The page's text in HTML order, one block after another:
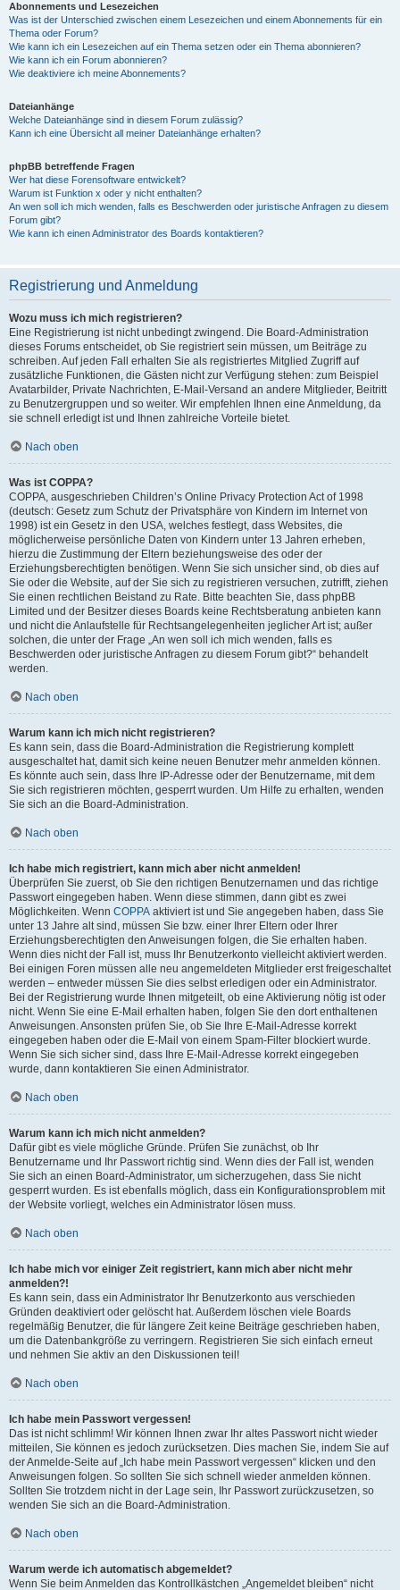
Abonnements und Lesezeichen
Was ist der Unterschied zwischen einem Lesezeichen und einem Abonnements für ein
Thema oder Forum?
Wie kann ich ein Lesezeichen auf ein Thema setzen oder ein Thema abonnieren?
Wie kann ich ein Forum abonnieren?
Wie deaktiviere ich meine Abonnements?
Dateianhänge
Welche Dateianhänge sind in diesem Forum zulässig?
Kann ich eine Übersicht all meiner Dateianhänge erhalten?
phpBB betreffende Fragen
Wer hat diese Forensoftware entwickelt?
Warum ist Funktion x oder y nicht enthalten?
An wen soll ich mich wenden, falls es Beschwerden oder juristische Anfragen zu diesem
Forum gibt?
Wie kann ich einen Administrator des Boards kontaktieren?
Registrierung und Anmeldung
Wozu muss ich mich registrieren?
Eine Registrierung ist nicht unbedingt zwingend. Die Board-Administration
dieses Forums entscheidet, ob Sie registriert sein müssen, um Beiträge zu
schreiben. Auf jeden Fall erhalten Sie als registriertes Mitglied Zugriff auf
zusätzliche Funktionen, die Gästen nicht zur Verfügung stehen: zum Beispiel
Avatarbilder, Private Nachrichten, E-Mail-Versand an andere Mitglieder, Beitritt
zu Benutzergruppen und so weiter. Wir empfehlen Ihnen eine Anmeldung, da
sie schnell erledigt ist und Ihnen zahlreiche Vorteile bietet.
Nach oben
Was ist COPPA?
COPPA, ausgeschrieben Children’s Online Privacy Protection Act of 1998
(deutsch: Gesetz zum Schutz der Privatsphäre von Kindern im Internet von
1998) ist ein Gesetz in den USA, welches festlegt, dass Websites, die
möglicherweise persönliche Daten von Kindern unter 13 Jahren erheben,
hierzu die Zustimmung der Eltern beziehungsweise des oder der
Erziehungsberechtigten benötigen. Wenn Sie sich unsicher sind, ob dies auf
Sie oder die Website, auf der Sie sich zu registrieren versuchen, zutrifft, ziehen
Sie einen rechtlichen Beistand zu Rate. Bitte beachten Sie, dass phpBB
Limited und der Besitzer dieses Boards keine Rechtsberatung anbieten kann
und nicht die Anlaufstelle für Rechtsangelegenheiten jeglicher Art ist; außer
solchen, die unter der Frage „An wen soll ich mich wenden, falls es
Beschwerden oder juristische Anfragen zu diesem Forum gibt?“ behandelt
werden.
Nach oben
Warum kann ich mich nicht registrieren?
Es kann sein, dass die Board-Administration die Registrierung komplett
ausgeschaltet hat, damit sich keine neuen Benutzer mehr anmelden können.
Es könnte auch sein, dass Ihre IP-Adresse oder der Benutzername, mit dem
Sie sich registrieren möchten, gesperrt wurden. Um Hilfe zu erhalten, wenden
Sie sich an die Board-Administration.
Nach oben
Ich habe mich registriert, kann mich aber nicht anmelden!
Überprüfen Sie zuerst, ob Sie den richtigen Benutzernamen und das richtige
Passwort eingegeben haben. Wenn diese stimmen, dann gibt es zwei
Möglichkeiten. Wenn COPPA aktiviert ist und Sie angegeben haben, dass Sie
unter 13 Jahre alt sind, müssen Sie bzw. einer Ihrer Eltern oder Ihrer
Erziehungsberechtigten den Anweisungen folgen, die Sie erhalten haben.
Wenn dies nicht der Fall ist, muss Ihr Benutzerkonto vielleicht aktiviert werden.
Bei einigen Foren müssen alle neu angemeldeten Mitglieder erst freigeschaltet
werden – entweder müssen Sie dies selbst erledigen oder ein Administrator.
Bei der Registrierung wurde Ihnen mitgeteilt, ob eine Aktivierung nötig ist oder
nicht. Wenn Sie eine E-Mail erhalten haben, folgen Sie den dort enthaltenen
Anweisungen. Ansonsten prüfen Sie, ob Sie Ihre E-Mail-Adresse korrekt
eingegeben haben oder die E-Mail von einem Spam-Filter blockiert wurde.
Wenn Sie sich sicher sind, dass Ihre E-Mail-Adresse korrekt eingegeben
wurde, dann kontaktieren Sie einen Administrator.
Nach oben
Warum kann ich mich nicht anmelden?
Dafür gibt es viele mögliche Gründe. Prüfen Sie zunächst, ob Ihr
Benutzername und Ihr Passwort richtig sind. Wenn dies der Fall ist, wenden
Sie sich an einen Board-Administrator, um sicherzugehen, dass Sie nicht
gesperrt wurden. Es ist ebenfalls möglich, dass ein Konfigurationsproblem mit
der Website vorliegt, welches ein Administrator lösen muss.
Nach oben
Ich habe mich vor einiger Zeit registriert, kann mich aber nicht mehr
anmelden?!
Es kann sein, dass ein Administrator Ihr Benutzerkonto aus verschieden
Gründen deaktiviert oder gelöscht hat. Außerdem löschen viele Boards
regelmäßig Benutzer, die für längere Zeit keine Beiträge geschrieben haben,
um die Datenbankgröße zu verringern. Registrieren Sie sich einfach erneut
und nehmen Sie aktiv an den Diskussionen teil!
Nach oben
Ich habe mein Passwort vergessen!
Das ist nicht schlimm! Wir können Ihnen zwar Ihr altes Passwort nicht wieder
mitteilen, Sie können es jedoch zurücksetzen. Dies machen Sie, indem Sie auf
der Anmelde-Seite auf „Ich habe mein Passwort vergessen“ klicken und den
Anweisungen folgen. So sollten Sie sich schnell wieder anmelden können.
Sollten Sie trotzdem nicht in der Lage sein, Ihr Passwort zurückzusetzen, so
wenden Sie sich an die Board-Administration.
Nach oben
Warum werde ich automatisch abgemeldet?
Wenn Sie beim Anmelden das Kontrollkästchen „Angemeldet bleiben“ nicht